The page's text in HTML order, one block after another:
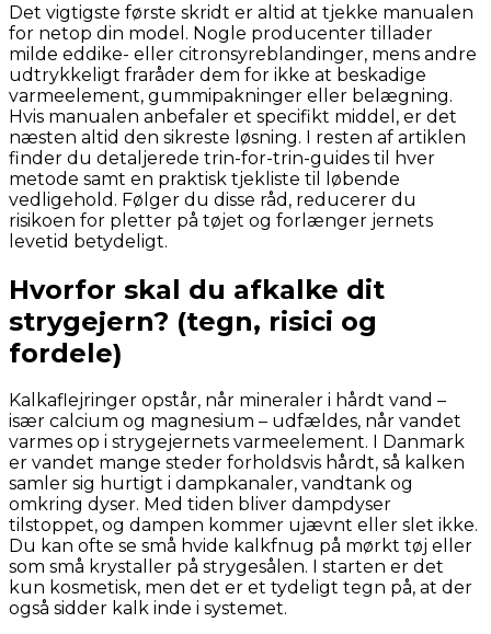
Det vigtigste første skridt er altid at tjekke manualen
for netop din model. Nogle producenter tillader
milde eddike- eller citronsyreblandinger, mens andre
udtrykkeligt fraråder dem for ikke at beskadige
varmeelement, gummipakninger eller belægning.
Hvis manualen anbefaler et specifikt middel, er det
næsten altid den sikreste løsning. I resten af artiklen
finder du detaljerede trin-for-trin-guides til hver
metode samt en praktisk tjekliste til løbende
vedligehold. Følger du disse råd, reducerer du
risikoen for pletter på tøjet og forlænger jernets
levetid betydeligt.
Hvorfor skal du afkalke dit
strygejern? (tegn, risici og
fordele)
Kalkaflejringer opstår, når mineraler i hårdt vand –
især calcium og magnesium – udfældes, når vandet
varmes op i strygejernets varmeelement. I Danmark
er vandet mange steder forholdsvis hårdt, så kalken
samler sig hurtigt i dampkanaler, vandtank og
omkring dyser. Med tiden bliver dampdyser
tilstoppet, og dampen kommer ujævnt eller slet ikke.
Du kan ofte se små hvide kalkfnug på mørkt tøj eller
som små krystaller på strygesålen. I starten er det
kun kosmetisk, men det er et tydeligt tegn på, at der
også sidder kalk inde i systemet.